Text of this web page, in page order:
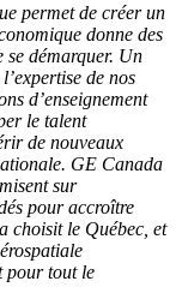
permet de créer un
donne des
se démarquer. Un
de nos
d’enseignement
le talent
de nouveaux
GE Canada
sur
pour accroître
choisit le Québec, et
pour tout le